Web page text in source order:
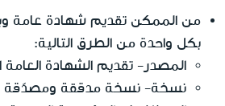
من الممكن تقديم شهادة عامة
بكل واحدة من الطرق التالية:
المصدر- تقديم الشهادة العامة
نسخة- نسخة مدققة ومصدّقة